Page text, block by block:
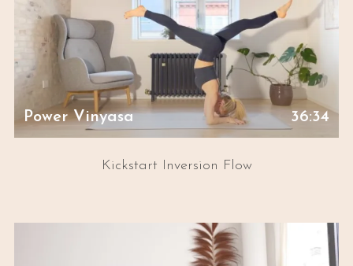
Power Vinyasa 36:34
Kickstart Inversion Flow